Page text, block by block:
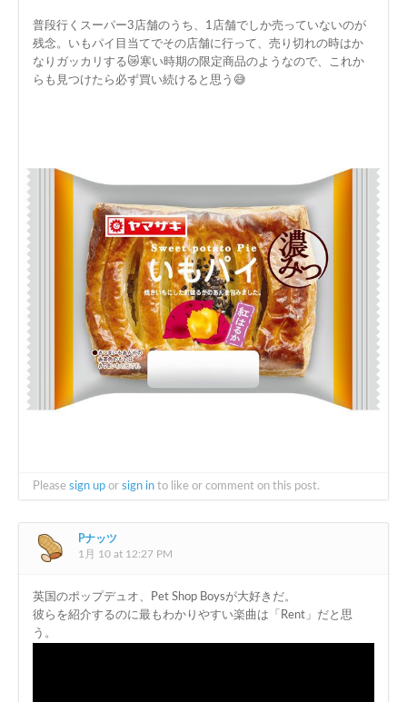
普段行くスーパー3店舗のうち、1店舗でしか売っていないのが
残念。いもパイ目当てでその店舗に行って、売り切れの時はか
なりガッカリする😿寒い時期の限定商品のようなので、これか
らも見つけたら必ず買い続けると思う😅
Please sign up or sign in to like or comment on this post.
Pナッツ
1月 10 at 12:27 PM
英国のポップデュオ、Pet Shop Boysが大好きだ。
彼らを紹介するのに最もわかりやすい楽曲は「Rent」だと思
う。